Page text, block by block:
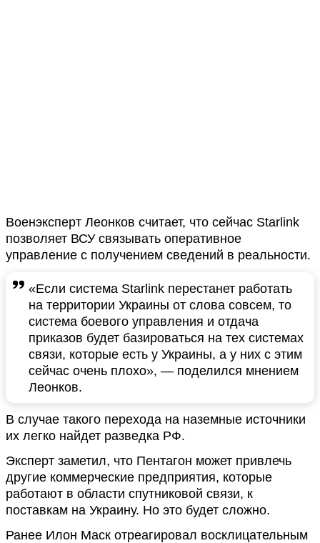
Военэксперт Леонков считает, что сейчас Starlink
позволяет ВСУ связывать оперативное
управление с получением сведений в реальности.
«Если система Starlink перестанет работать
на территории Украины от слова совсем, то
система боевого управления и отдача
приказов будет базироваться на тех системах
связи, которые есть у Украины, а у них с этим
сейчас очень плохо», — поделился мнением
Леонков.
В случае такого перехода на наземные источники
их легко найдет разведка РФ.
Эксперт заметил, что Пентагон может привлечь
другие коммерческие предприятия, которые
работают в области спутниковой связи, к
поставкам на Украину. Но это будет сложно.
Ранее Илон Маск отреагировал восклицательным